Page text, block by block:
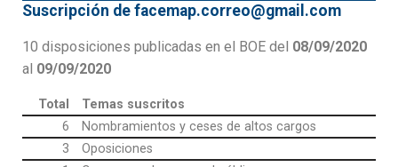
Suscripción de facemap.correo@gmail.com
10 disposiciones publicadas en el BOE del 08/09/2020
al 09/09/2020
Total
Temas suscritos
6
Nombramientos y ceses de altos cargos
3
Oposiciones